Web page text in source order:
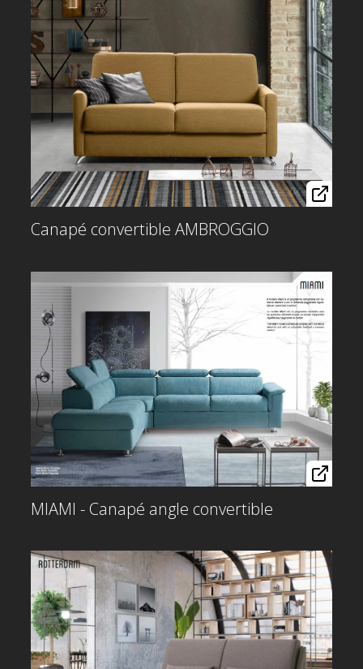
Canapé convertible AMBROGGIO
MIAMI - Canapé angle convertible